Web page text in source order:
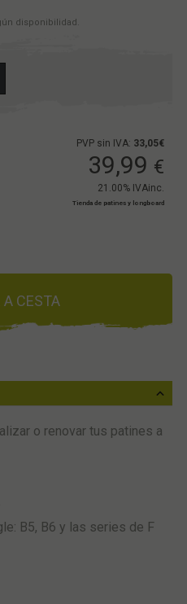
disponibilidad.
PVP sin IVA: 33,05€
39,99 €
21.00% IVAinc.
Tienda de patines y longboard
CESTA
o renovar tus patines a
B5, B6 y las series de F